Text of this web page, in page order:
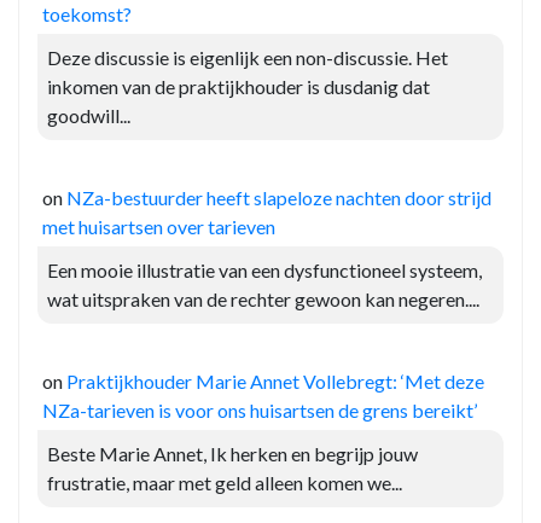
toekomst?
Deze discussie is eigenlijk een non-discussie. Het
inkomen van de praktijkhouder is dusdanig dat
goodwill...
on NZa-bestuurder heeft slapeloze nachten door strijd
met huisartsen over tarieven
Een mooie illustratie van een dysfunctioneel systeem,
wat uitspraken van de rechter gewoon kan negeren....
on Praktijkhouder Marie Annet Vollebregt: ‘Met deze
NZa-tarieven is voor ons huisartsen de grens bereikt’
Beste Marie Annet, Ik herken en begrijp jouw
frustratie, maar met geld alleen komen we...